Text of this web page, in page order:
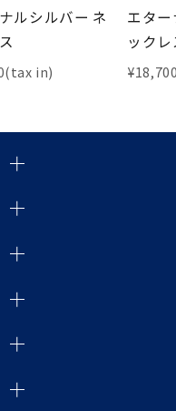
ルシルバー ネ
in)
エタ
ック